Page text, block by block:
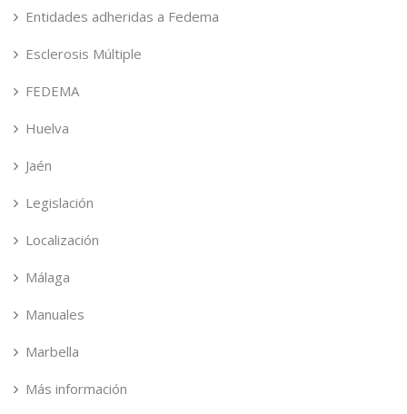
Entidades adheridas a Fedema
Esclerosis Múltiple
FEDEMA
Huelva
Jaén
Legislación
Localización
Málaga
Manuales
Marbella
Más información